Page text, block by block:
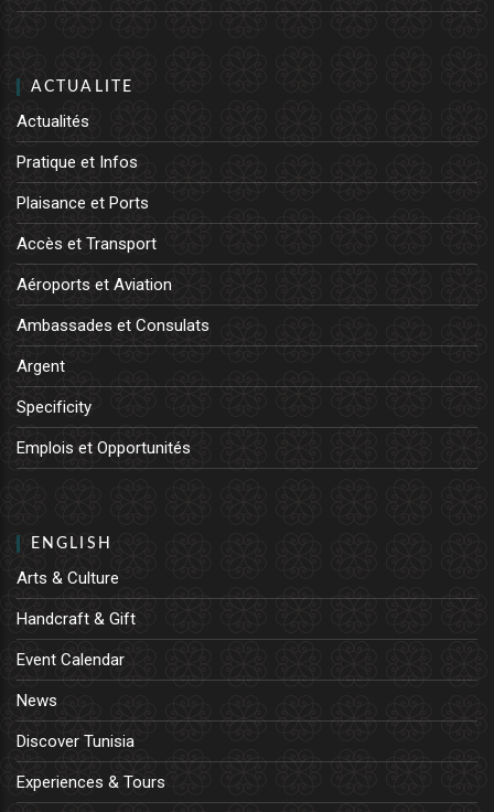
ACTUALITE
Actualités
Pratique et Infos
Plaisance et Ports
Accès et Transport
Aéroports et Aviation
Ambassades et Consulats
Argent
Specificity
Emplois et Opportunités
ENGLISH
Arts & Culture
Handcraft & Gift
Event Calendar
News
Discover Tunisia
Experiences & Tours